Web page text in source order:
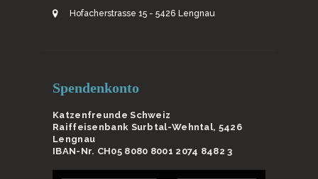
Hofacherstrasse 15 - 5426 Lengnau
Spendenkonto
Katzenfreunde Schweiz
Raiffeisenbank Surbtal-Wehntal, 5426
Lengnau
IBAN-Nr. CH05 8080 8001 2074 8482 3